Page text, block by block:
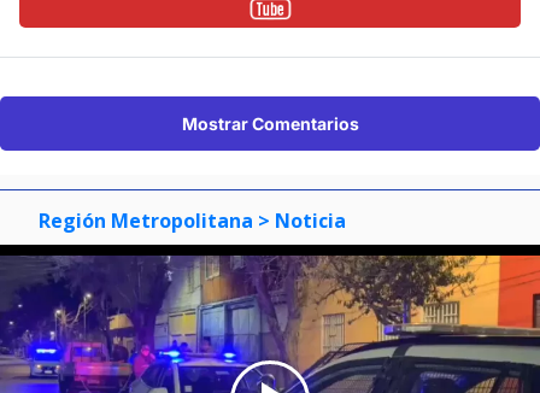
Mostrar Comentarios
Región Metropolitana > Noticia